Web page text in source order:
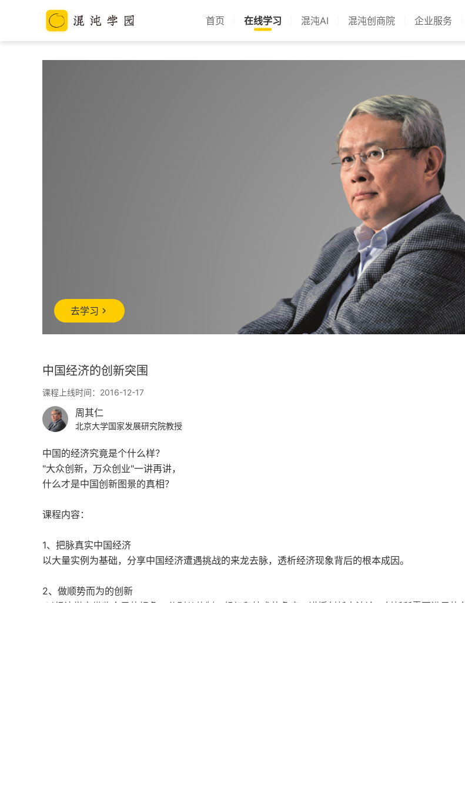
首页 在线学习 混沌AI 混沌创商院 企业服务
去学习
中国经济的创新突围
课程上线时间：2016-12-17
周其仁
北京大学国家发展研究院教授
中国的经济究竟是个什么样？
"大众创新，万众创业"一讲再讲，
什么才是中国创新图景的真相？
课程内容：
1、把脉真实中国经济
以大量实例为基础，分享中国经济遭遇挑战的来龙去脉，透析经济现象背后的根本成因。
2、做顺势而为的创新
以经济学家纵览全局的视角，分别从体制、组织和技术的角度，讲授创新方法论：创新所需要满足的